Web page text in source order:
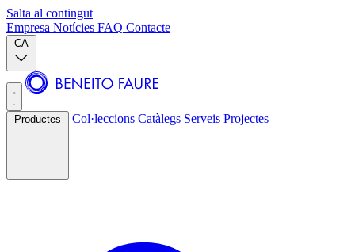
Salta al contingut
Empresa Notícies FAQ Contacte
CA
Productes Col·leccions Catàlegs Serveis Projectes